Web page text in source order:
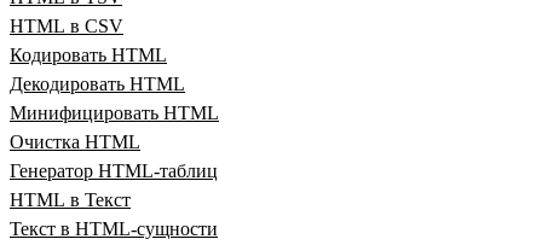
HTML в CSV
Кодировать HTML
Декодировать HTML
Минифицировать HTML
Очистка HTML
Генератор HTML‑таблиц
HTML в Текст
Текст в HTML‑сущности